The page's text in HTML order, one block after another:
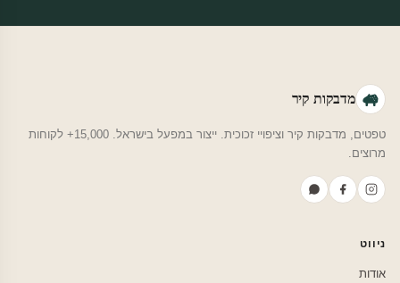
מדבקות קיר
טפטים, מדבקות קיר וציפויי זכוכית. ייצור במפעל בישראל. 15,000+ לקוחות
מרוצים.
ניווט
אודות